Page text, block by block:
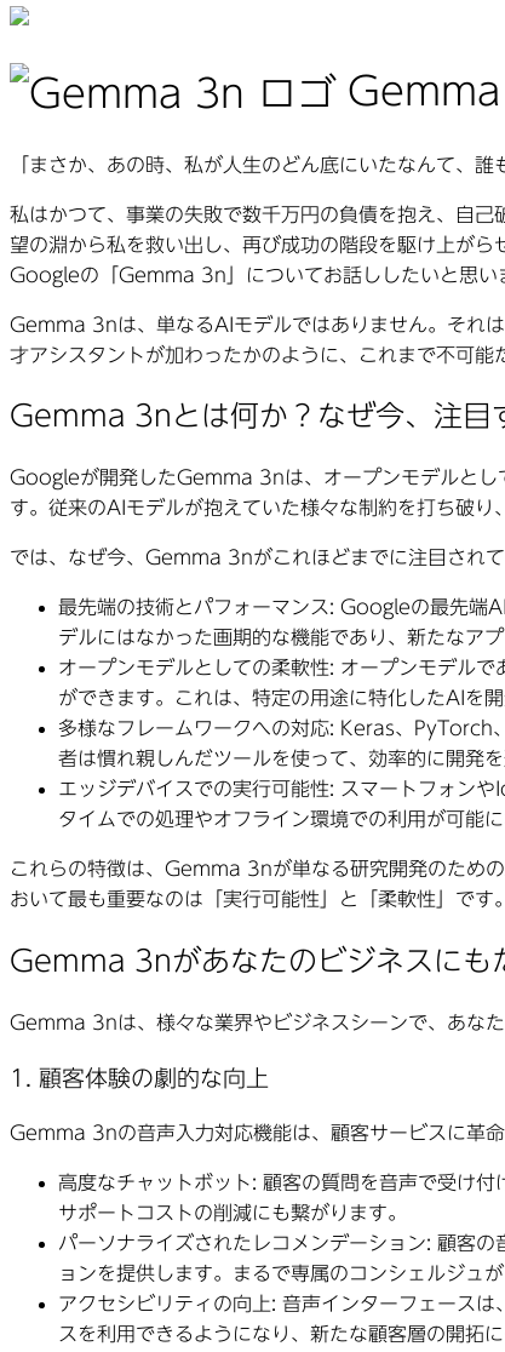
Gemma
「まさか、あの時、私が人生のどん底にいたなんて、誰
私はかつて、事業の失敗で数千万円の負債を抱え、自
望の淵から私を救い出し、再び成功の階段を駆け上が
Googleの「Gemma 3n」についてお話ししたいと思い
Gemma 3nは、単なるAIモデルではありません。それ
才アシスタントが加わったかのように、これまで不可能
Gemma 3nとは何か？なぜ今、注目
Googleが開発したGemma 3nは、オープンモデルとし
す。従来のAIモデルが抱えていた様々な制約を打ち破
では、なぜ今、Gemma 3nがこれほどまでに注目され
最先端の技術とパフォーマンス: Googleの最先端
デルにはなかった画期的な機能であり、新たなア
オープンモデルとしての柔軟性: オープンモデルで
ができます。これは、特定の用途に特化したAIを
多様なフレームワークへの対応: Keras、PyTorch
者は慣れ親しんだツールを使って、効率的に開発
エッジデバイスでの実行可能性: スマートフォンや
タイムでの処理やオフライン環境での利用が可能に
これらの特徴は、Gemma 3nが単なる研究開発のため
おいて最も重要なのは「実行可能性」と「柔軟性」で
Gemma 3nがあなたのビジネスにも
Gemma 3nは、様々な業界やビジネスシーンで、あな
1. 顧客体験の劇的な向上
Gemma 3nの音声入力対応機能は、顧客サービスに革
高度なチャットボット: 顧客の質問を音声で受け付
サポートコストの削減にも繋がります。
パーソナライズされたレコメンデーション: 顧客の
ョンを提供します。まるで専属のコンシェルジュ
アクセシビリティの向上: 音声インターフェースは
スを利用できるようになり、新たな顧客層の開拓に